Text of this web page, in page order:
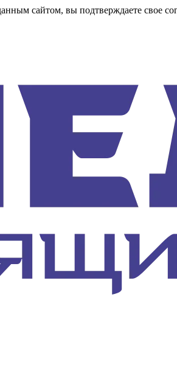
сайтом, вы подтверждаете свое